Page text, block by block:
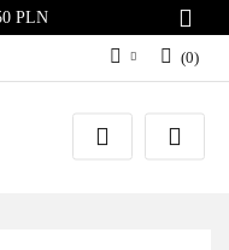
PLN
Zaloguj się
Załóż konto
(0)